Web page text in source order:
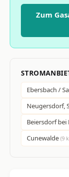
Zum
Ebersbach /
Neugersdorf,
Beiersdorf bei
Cunewalde (9